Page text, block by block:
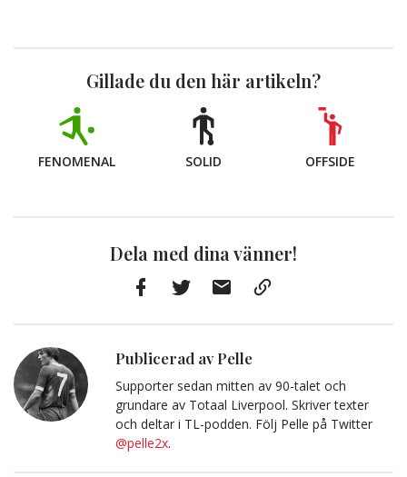
Gillade du den här artikeln?
FENOMENAL SOLID OFFSIDE
Dela med dina vänner!
Publicerad av Pelle
Supporter sedan mitten av 90-talet och
grundare av Totaal Liverpool. Skriver texter
och deltar i TL-podden. Följ Pelle på Twitter
@pelle2x.